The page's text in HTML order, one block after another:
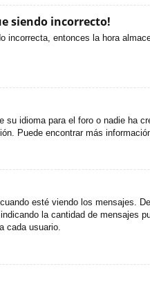
siendo incorrecto!
entonces la hora
idioma para el foro o nadie ha
Puede encontrar más
esté viendo los mensajes.
la cantidad de mensajes
cada usuario.